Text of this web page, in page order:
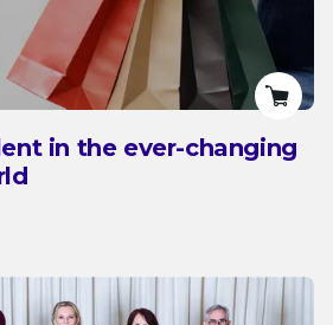
in the ever-changing